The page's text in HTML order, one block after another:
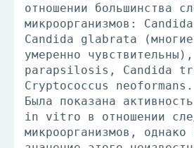
отношении большинства
микроорганизмов:
Candida glabrata (многие
умеренно
parapsilosis, Candida
Cryptococcus neoformans.
Была показана
in vitro в отношении
микроорганизмов, однако